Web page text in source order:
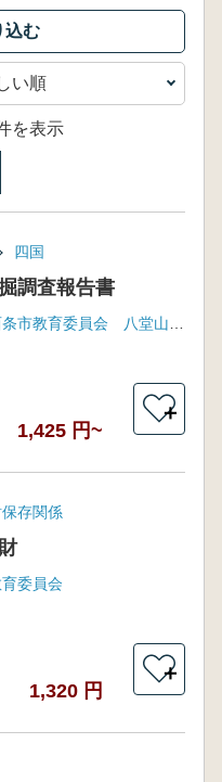
を表示
四国
調査報告書
1,425 円~
＋
存関係
委員会
1,320 円
＋